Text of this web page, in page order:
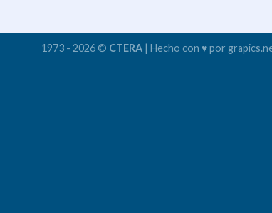
1973 - 2026 © CTERA| Hecho con ♥ por